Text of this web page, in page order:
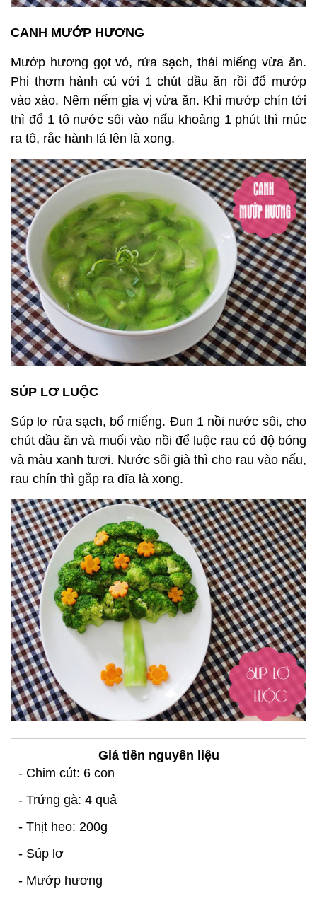
CANH MƯỚP HƯƠNG
Mướp hương gọt vỏ, rửa sạch, thái miếng vừa ăn.
Phi thơm hành củ với 1 chút dầu ăn rồi đổ mướp
vào xào. Nêm nếm gia vị vừa ăn. Khi mướp chín tới
thì đổ 1 tô nước sôi vào nấu khoảng 1 phút thì múc
ra tô, rắc hành lá lên là xong.
SÚP LƠ LUỘC
Súp lơ rửa sạch, bổ miếng. Đun 1 nồi nước sôi, cho
chút dầu ăn và muối vào nồi để luộc rau có độ bóng
và màu xanh tươi. Nước sôi già thì cho rau vào nấu,
rau chín thì gắp ra đĩa là xong.
Giá tiền nguyên liệu
- Chim cút: 6 con
- Trứng gà: 4 quả
- Thịt heo: 200g
- Súp lơ
- Mướp hương